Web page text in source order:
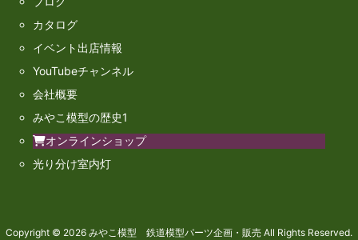
カタログ
イベント出店情報
YouTubeチャンネル
会社概要
みやこ模型の歴史1
オンラインショップ
光り分け室内灯
Copyright © 2026 みやこ模型 鉄道模型パーツ企画・販売 All Rights Reserved.